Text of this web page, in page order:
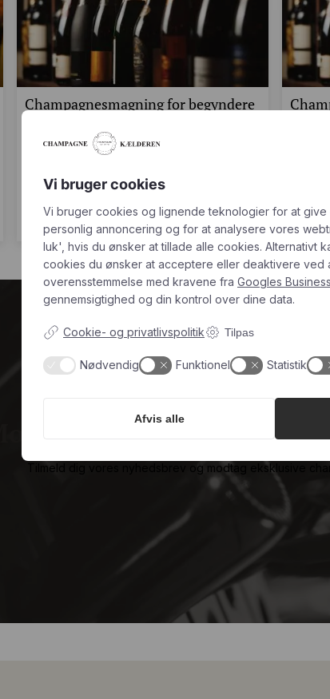
Champagnesmagning for begyndere
11. december fra kl. 19.30
Er du nysgerrig på champagne, men ved ikke helt,
498,00kr. pr. person
Modtag
Tilmeld dig vores nyhedsbrev og modtag eksklusive
Vi bruger cookies
Vi bruger cookies og lignende teknologier for at give
personlig annoncering og for at analysere vores
luk', hvis du ønsker at tillade alle cookies. Alternativt
cookies du ønsker at acceptere eller deaktivere ved
overensstemmelse med kravene fra Googles
gennemsigtighed og din kontrol over dine data.
Cookie- og privatlivspolitik Tilpas
Nødvendig Funktionel Statistik
Afvis alle
Få en rabatkode på
Tilmeld dig vores nyhedsbrev og modtag
tips og gode priser
modtage SMS og e-mails fra
unsubscribe.
Privatlivspolitik og
Tilmeld